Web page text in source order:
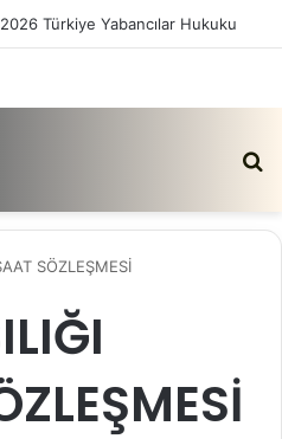
Nedir?
SÖZLEŞMESİ